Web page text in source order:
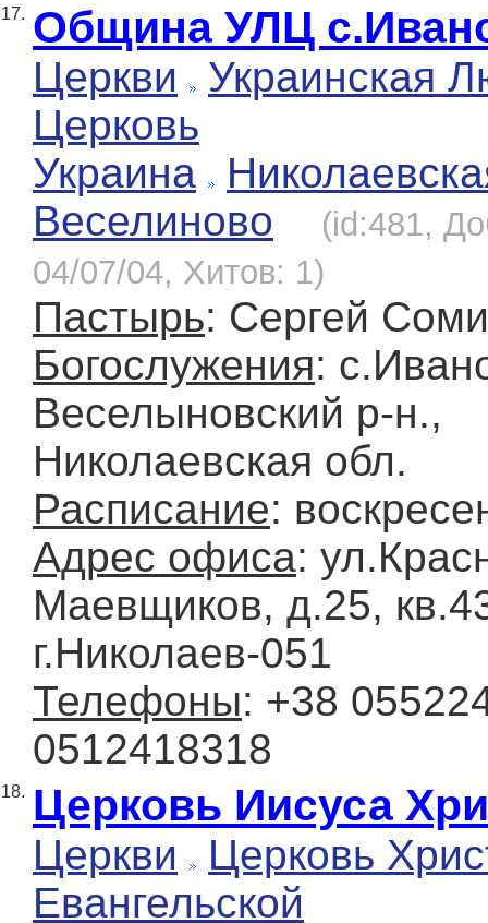
17. Община УЛЦ
Церкви
Украинская
Церковь
Украина
Веселиново
(id:481,
04/07/04, Хитов: 1)
Пастырь: Сергей
Богослужения:
Веселыновский р-н.,
Николаевская обл.
Расписание:
Адрес офиса:
Маевщиков, д.25,
г.Николаев-051
Телефоны: +38
0512418318
18. Церковь Иисуса
Церкви
Церковь
Евангельской